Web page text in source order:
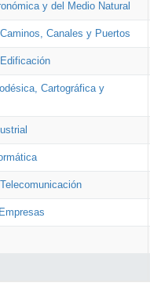
y del Medio Natural
Canales y Puertos
Cartográfica y